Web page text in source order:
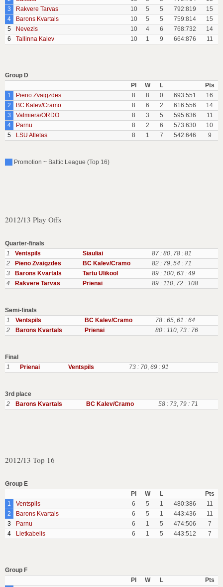
3
Rakvere Tarvas 10 5 5 792:819
15
4
Barons Kvartals 10 5 5 759:814
15
5
Nevezis 10 4 6 768:732
14
6
Tallinna Kalev 10 1 9 664:876 11
Group D
Pl
W L
Pts
1
Pieno Zvaigzdes 8 8 0 693:551
16
2
BC Kalev/Cramo 8 6 2 616:556
14
3
Valmiera/ORDO 8 3 5 595:636
11
4
Parnu 8 2 6 573:630
10
5
LSU Atletas 8 1 7 542:646 9
Promotion ~ Baltic League (Top 16)
2012/13 Play Offs
Quarter-finals
1
Ventspils Siauliai 87 : 80, 78 : 81
2
Pieno Zvaigzdes BC Kalev/Cramo 82 : 79, 54 : 71
3
Barons Kvartals Tartu Ulikool 89 : 100, 63 : 49
4
Rakvere Tarvas Prienai 89 : 110, 72 : 108
Semi-finals
1
Ventspils BC Kalev/Cramo 78 : 65, 61 : 64
2
Barons Kvartals Prienai 80 : 110, 73 : 76
Final
1
Prienai Ventspils 73 : 70, 69 : 91
3rd place
2
Barons Kvartals BC Kalev/Cramo 58 : 73, 79 : 71
2012/13 Top 16
Group E
Pl
W L
Pts
1
Ventspils 6 5 1 480:386
11
2
Barons Kvartals 6 5 1 443:436
11
3
Parnu 6 1 5 474:506
7
4
Lietkabelis 6 1 5 443:512 7
Group F
Pl
W L
Pts